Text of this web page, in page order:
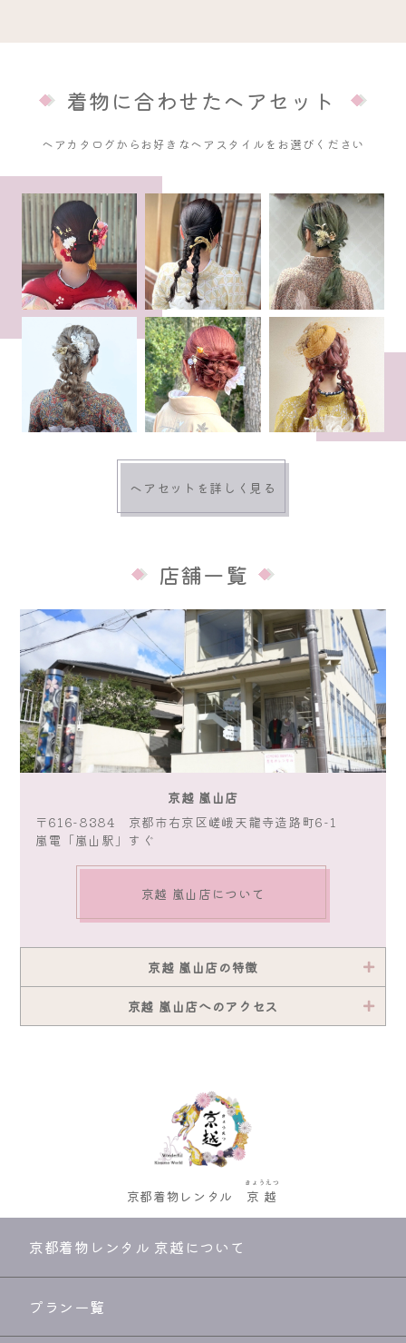
着物に合わせたヘアセット
ヘアカタログからお好きなヘアスタイルをお選びください
ヘアセットを詳しく見る
店舗一覧
京越 嵐山店
〒616-8384 京都市右京区嵯峨天龍寺造路町6-1
嵐電「嵐山駅」すぐ
京越 嵐山店について
京越 嵐山店の特徴
京越 嵐山店へのアクセス
京都着物レンタル 京越
きょうえつ
京都着物レンタル 京越について
プラン一覧